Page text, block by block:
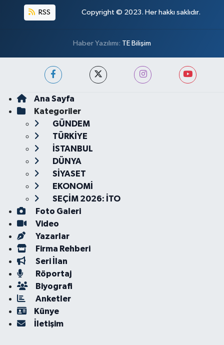
RSS Copyright © 2023. Her hakkı saklıdır.
Haber Yazılımı: TE Bilişim
Ana Sayfa
Kategoriler
GÜNDEM
TÜRKİYE
İSTANBUL
DÜNYA
SİYASET
EKONOMİ
SEÇİM 2026: İTO
Foto Galeri
Video
Yazarlar
Firma Rehberi
Seri İlan
Röportaj
Biyografi
Anketler
Künye
İletişim